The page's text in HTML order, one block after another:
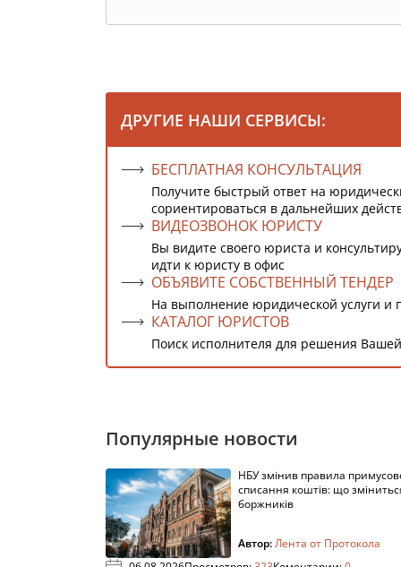
ДРУГИЕ НАШИ СЕРВИСЫ:
БЕСПЛАТНАЯ КОНСУЛЬТАЦИЯ
Получите быстрый ответ на
сориентироваться в дальнейших
ВИДЕОЗВОНОК ЮРИСТУ
Вы видите своего юриста и
идти к юристу в офис
ОБЪЯВИТЕ СОБСТВЕННЫЙ ТЕНДЕР
На выполнение юридической услуги и
КАТАЛОГ ЮРИСТОВ
Поиск исполнителя для решения
Популярные новости
НБУ змінив правила
списання коштів: що
боржників
Автор:Лента от Протокола